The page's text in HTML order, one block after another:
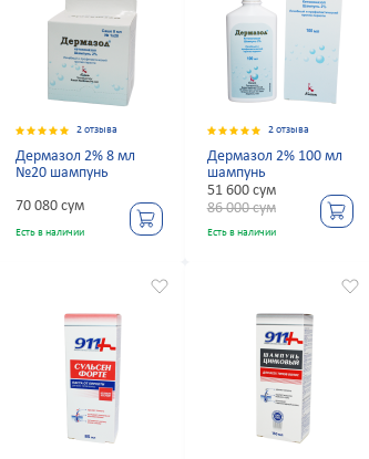
2 отзыва
Дермазол 2% 8 мл
№20 шампунь
70 080 сум
Есть в наличии
2 отзыва
Дермазол 2% 100 мл
шампунь
51 600 сум
86 000 сум
Есть в наличии